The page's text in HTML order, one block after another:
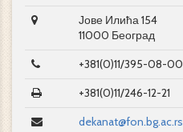
Јове Илића 154
11000 Београд
+381(0)11/395-08-00
+381(0)11/246-12-21
dekanat@fon.bg.ac.rs